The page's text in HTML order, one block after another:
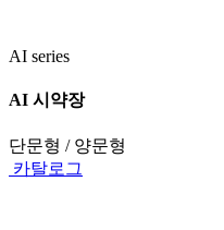
AI series
AI 시약장
단문형 / 양문형
카탈로그